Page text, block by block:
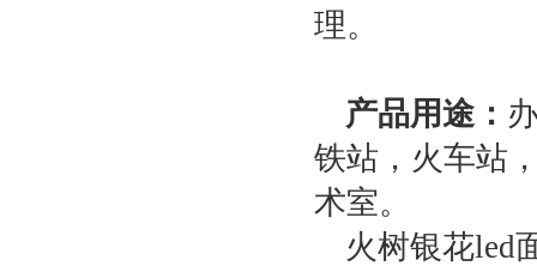
理。
产品用途：
铁站，火车站
术室。
火树银花led